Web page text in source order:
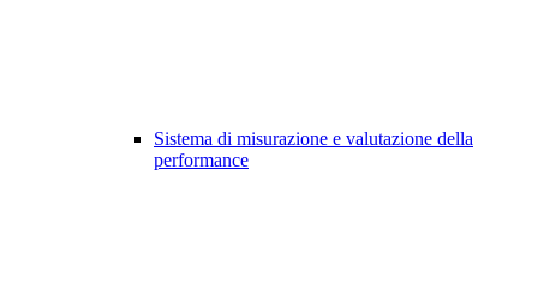
Sistema di misurazione e valutazione della
performance